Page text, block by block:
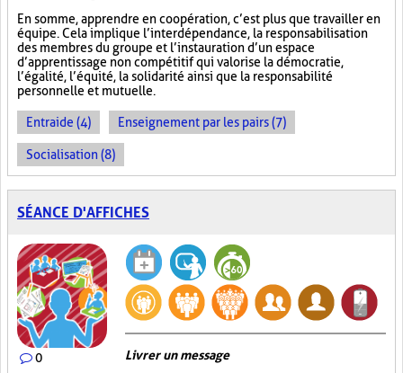
En somme, apprendre en coopération, c’est plus que travailler en
équipe. Cela implique l’interdépendance, la responsabilisation
des membres du groupe et l’instauration d’un espace
d’apprentissage non compétitif qui valorise la démocratie,
l’égalité, l’équité, la solidarité ainsi que la responsabilité
personnelle et mutuelle.
Entraide (4) Enseignement par les pairs (7)
Socialisation (8)
SÉANCE D'AFFICHES
0 Livrer un message